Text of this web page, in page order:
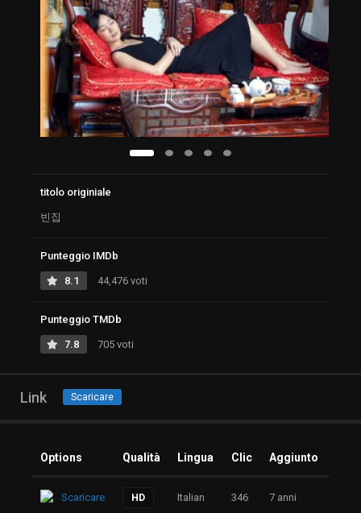
titolo originiale
빈집
Punteggio IMDb
8.1 44,476 voti
Punteggio TMDb
7.8 705 voti
Link Scaricare
Options Qualità Lingua Clic Aggiunto
Scaricare HD Italian 346 7 anni